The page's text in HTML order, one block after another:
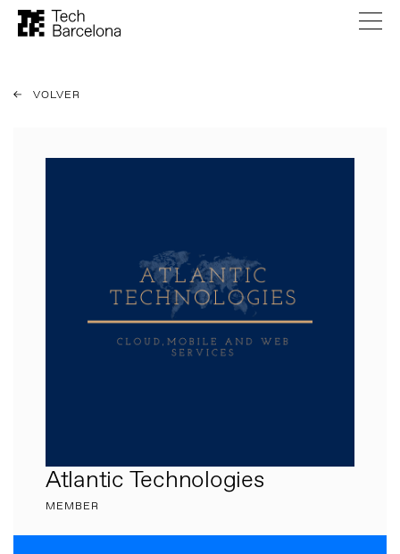
VOLVER
Atlantic Technologies
MEMBER